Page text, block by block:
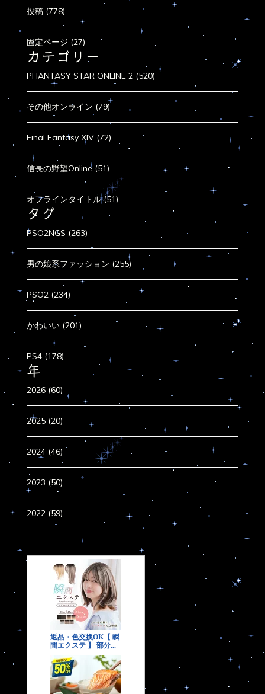
投稿 (778)
固定ページ (27)
カテゴリー
PHANTASY STAR ONLINE 2 (520)
その他オンライン (79)
Final Fantasy XIV (72)
信長の野望Online (51)
オフラインタイトル (51)
タグ
PSO2NGS (263)
男の娘系ファッション (255)
PSO2 (234)
かわいい (201)
PS4 (178)
年
2026 (60)
2025 (20)
2024 (46)
2023 (50)
2022 (59)